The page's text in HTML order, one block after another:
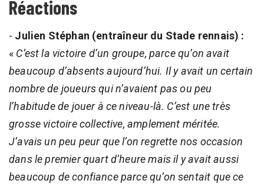
Réactions
- Julien Stéphan (entraîneur du Stade rennais) :
« C’est la victoire d’un groupe, parce qu’on avait
beaucoup d’absents aujourd’hui. Il y avait un certain
nombre de joueurs qui n’avaient pas ou peu
l’habitude de jouer à ce niveau-là. C’est une très
grosse victoire collective, amplement méritée.
J’avais un peu peur que l’on regrette nos occasion
dans le premier quart d’heure mais il y avait aussi
beaucoup de confiance parce qu’on sentait que ce